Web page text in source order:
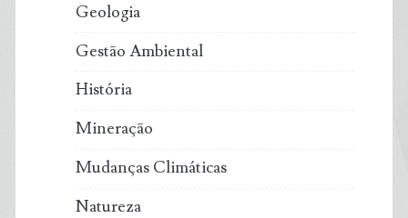
Geologia
Gestão Ambiental
História
Mineração
Mudanças Climáticas
Natureza